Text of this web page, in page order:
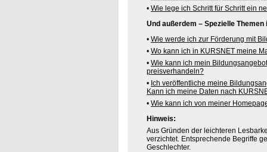
• Wie lege ich Schritt für Schritt ein
Und außerdem – Spezielle Themen
• Wie werde ich zur Förderung mit
• Wo kann ich in KURSNET meine
• Wie kann ich mein
preisverhandeln?
• Ich veröffentliche meine
Kann ich meine Daten nach
• Wie kann ich von meiner
Hinweis:
Aus Gründen der leichteren
verzichtet. Entsprechende Begriffe
Geschlechter.